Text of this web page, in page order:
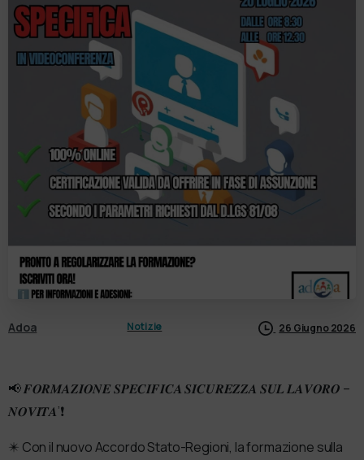
Adoa Notizie 26 Giugno 2026
📢 𝑭𝑶𝑹𝑴𝑨𝒁𝑰𝑶𝑵𝑬 𝑺𝑷𝑬𝑪𝑰𝑭𝑰𝑪𝑨 𝑺𝑰𝑪𝑼𝑹𝑬𝒁𝒁𝑨 𝑺𝑼𝑳 𝑳𝑨𝑽𝑶𝑹𝑶 –
𝑵𝑶𝑽𝑰𝑻𝑨’❗️
✴️ Con il nuovo Accordo Stato-Regioni, la formazione sulla